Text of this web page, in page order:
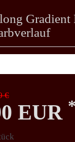
Gradient
€
EUR *